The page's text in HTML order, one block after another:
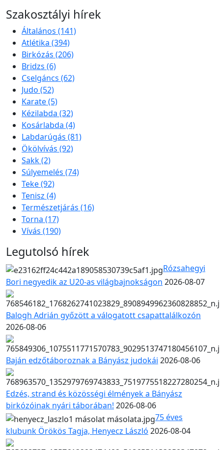
Szakosztályi hírek
Általános (141)
Atlétika (394)
Birkózás (206)
Bridzs (6)
Cselgáncs (62)
Judo (52)
Karate(5)
Kézilabda (32)
Kosárlabda (4)
Labdarúgás (81)
Ökölvívás (92)
Sakk(2)
Súlyemelés (74)
Teke(92)
Tenisz (4)
Természetjárás (16)
Torna (17)
Vívás (190)
Legutolsó hírek
Rózsahegyi
Bori negyedik az U20-as világbajnokságon 2026-08-07
Balogh Adrián győzött a válogatott csapattalálkozón
2026-08-06
Baján edzőtáboroznak a Bányász judokái 2026-08-06
Edzés, strand és közösségi élmények a Bányász
birkózóinak nyári táborában! 2026-08-06
75 éves
klubunk Örökös Tagja, Henyecz László 2026-08-04